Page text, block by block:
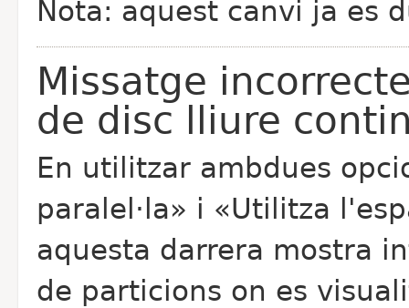
Nota: aquest canvi ja es
Missatge
de disc lliure
En utilitzar ambdues
paralel·la» i «Utilitza
aquesta darrera mostra
de particions on es